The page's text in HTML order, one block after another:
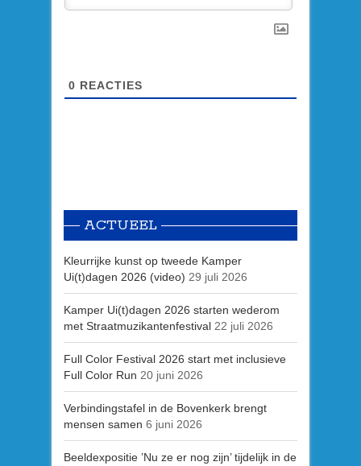
0 REACTIES
ACTUEEL
Kleurrijke kunst op tweede Kamper
Ui(t)dagen 2026 (video) 29 juli 2026
Kamper Ui(t)dagen 2026 starten wederom
met Straatmuzikantenfestival 22 juli 2026
Full Color Festival 2026 start met inclusieve
Full Color Run 20 juni 2026
Verbindingstafel in de Bovenkerk brengt
mensen samen 6 juni 2026
Beeldexpositie ’Nu ze er nog zijn’ tijdelijk in de